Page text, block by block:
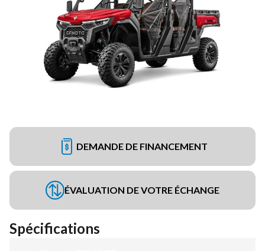
DEMANDE DE FINANCEMENT
ÉVALUATION DE VOTRE ÉCHANGE
Spécifications